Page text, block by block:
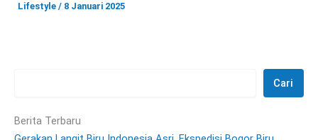
Lifestyle / 8 Januari 2025
Cari
Berita Terbaru